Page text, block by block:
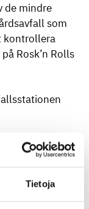
Tietoja
de mindre
som
kontrollera
Rosk’n Rolls